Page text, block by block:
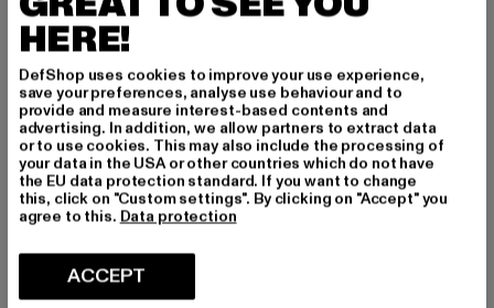
-10%
HERE!
DefShop uses cookies to improve your use experience,
save your preferences, analyse use behaviour and to
provide and measure interest-based contents and
advertising. In addition, we allow partners to extract data
or to use cookies. This may also include the processing of
your data in the USA or other countries which do not have
the EU data protection standard. If you want to change
this, click on "Custom settings". By clicking on "Accept" you
agree to this. Data protection
ACCEPT